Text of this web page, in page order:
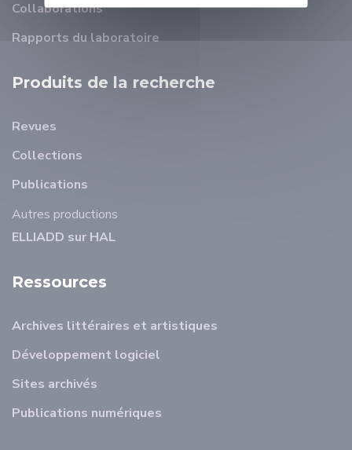
Collaborations
Rapports du laboratoire
Produits de la recherche
Revues
Collections
Publications
Autres productions
ELLIADD sur HAL
Ressources
Archives littéraires et artistiques
Développement logiciel
Sites archivés
Publications numériques